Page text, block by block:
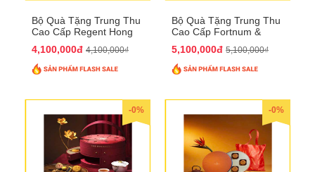
Bộ Quà Tặng Trung Thu
Cao Cấp Regent Hong
4,100,000đ 4,100,000₫
Bộ Quà Tặng Trung Thu
Cao Cấp Fortnum &
5,100,000đ 5,100,000₫
-0% -0%